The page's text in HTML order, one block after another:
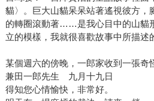
貓〉。巨大山貓呆呆站著遙視彼方，
的轉圈滾動著……是我心目中的山貓
立的模樣，我就很喜歡故事中所描述
某個週六的傍晚，一郎家收到一張奇
兼田一郎先生 九月十九日
得知您心情愉快，非常好。